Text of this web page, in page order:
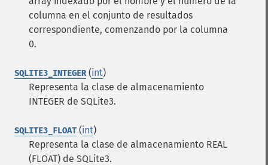
columna en el conjunto de resultados
correspondiente, comenzando por la columna
0.
SQLITE3_INTEGER(int)
Representa la clase de almacenamiento
INTEGER de SQLite3.
SQLITE3_FLOAT (int)
Representa la clase de almacenamiento REAL
(FLOAT) de SQLite3.